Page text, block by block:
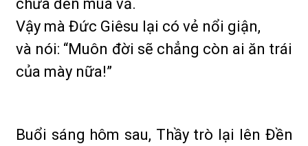
chưa đến mùa vả.
Vậy mà Đức Giêsu lại có vẻ nổi giận,
và nói: “Muôn đời sẽ chẳng còn ai ăn trái
của mày nữa!”
Buổi sáng hôm sau, Thầy trò lại lên Đền